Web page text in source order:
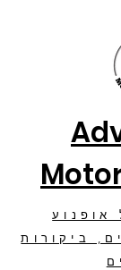
אופנוע
ביקורות